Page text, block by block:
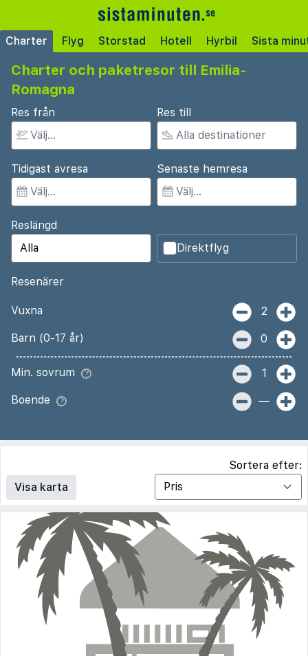
Charter Flyg Storstad Hotell Hyrbil Sista
Charter och paketresor till Emilia-
Romagna
Res från Res till
Tidigast avresa Senaste hemresa
Reslängd
Direktflyg
Resenärer
Vuxna 2
Barn (0-17 år) 0
Min. sovrum 1
Boende —
Visa karta
Sortera efter: